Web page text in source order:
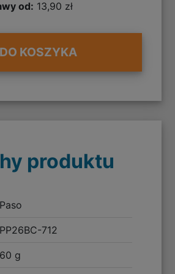
od: 13,90 zł
DO KOSZYKA
produktu
Paso
PP26BC-712
60 g